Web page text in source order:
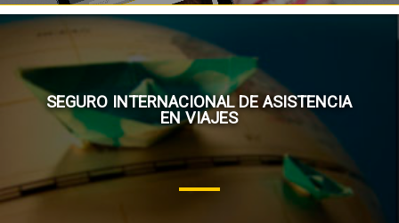
SEGURO INTERNACIONAL DE ASISTENCIA
EN VIAJES